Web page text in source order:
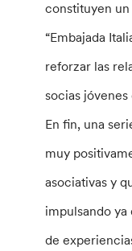
constituyen
“Embajada
reforzar las
socias jóvenes
En fin, una
muy
asociativas y
impulsando
de